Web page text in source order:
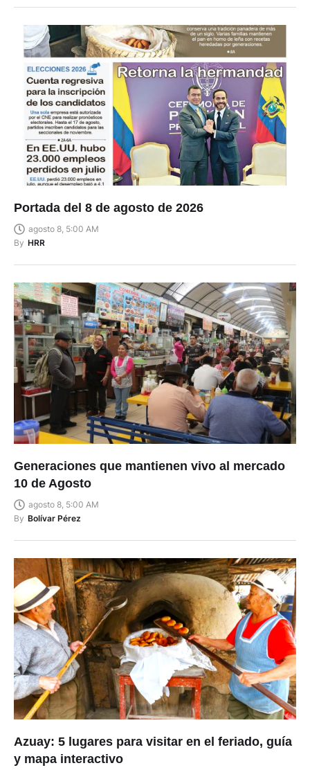
Portada del 8 de agosto de 2026
agosto 8, 5:00 AM
By HRR
Generaciones que mantienen vivo al mercado
10 de Agosto
agosto 8, 5:00 AM
By Bolívar Pérez
Azuay: 5 lugares para visitar en el feriado, guía
y mapa interactivo